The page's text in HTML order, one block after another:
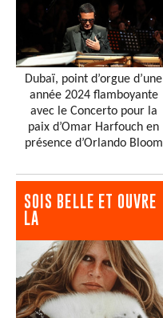
Dubaï, point d’orgue d’une
année 2024 flamboyante
avec le Concerto pour la
paix d’Omar Harfouch en
présence d’Orlando Bloom
SOIS BELLE ET OUVRE
LA